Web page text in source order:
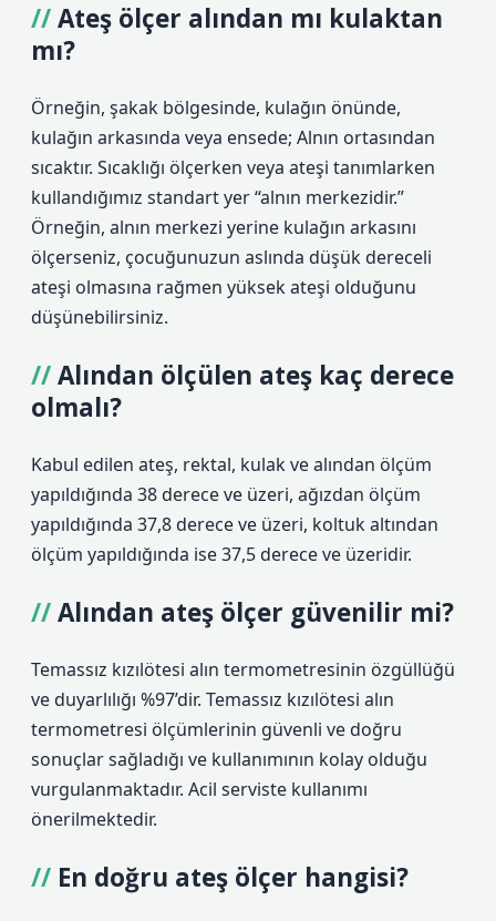
Ateş ölçer alından mı kulaktan
mı?
Örneğin, şakak bölgesinde, kulağın önünde,
kulağın arkasında veya ensede; Alnın ortasından
sıcaktır. Sıcaklığı ölçerken veya ateşi tanımlarken
kullandığımız standart yer “alnın merkezidir.”
Örneğin, alnın merkezi yerine kulağın arkasını
ölçerseniz, çocuğunuzun aslında düşük dereceli
ateşi olmasına rağmen yüksek ateşi olduğunu
düşünebilirsiniz.
Alından ölçülen ateş kaç derece
olmalı?
Kabul edilen ateş, rektal, kulak ve alından ölçüm
yapıldığında 38 derece ve üzeri, ağızdan ölçüm
yapıldığında 37,8 derece ve üzeri, koltuk altından
ölçüm yapıldığında ise 37,5 derece ve üzeridir.
Alından ateş ölçer güvenilir mi?
Temassız kızılötesi alın termometresinin özgüllüğü
ve duyarlılığı %97’dir. Temassız kızılötesi alın
termometresi ölçümlerinin güvenli ve doğru
sonuçlar sağladığı ve kullanımının kolay olduğu
vurgulanmaktadır. Acil serviste kullanımı
önerilmektedir.
En doğru ateş ölçer hangisi?